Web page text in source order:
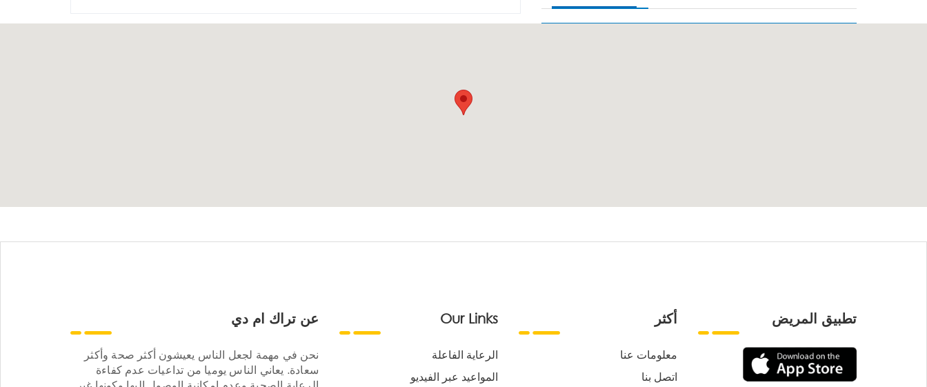
عن تراك ام دي
نحن في مهمة لجعل الناس يعيشون أكثر صحة وأكثر
سعادة. يعاني الناس يوميا من تداعيات عدم كفاءة
Our Links
الرعاية الفاعلة
المواعيد عبر الفيديو
أكثر
معلومات عنا
اتصل بنا
تطبيق المريض